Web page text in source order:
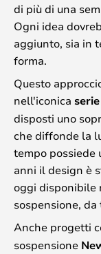
di più di una
Ogni idea
aggiunto, sia in
forma.
Questo
nell'iconica
disposti uno
che diffonde la
tempo possiede
anni il design è
oggi disponibile
sospensione,
Anche progetti
sospensione